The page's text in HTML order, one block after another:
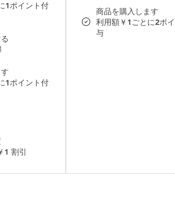
1ポイント付
1ポイント付
1 割引
商品を購入します
利用額￥1ごとに2ポ
与